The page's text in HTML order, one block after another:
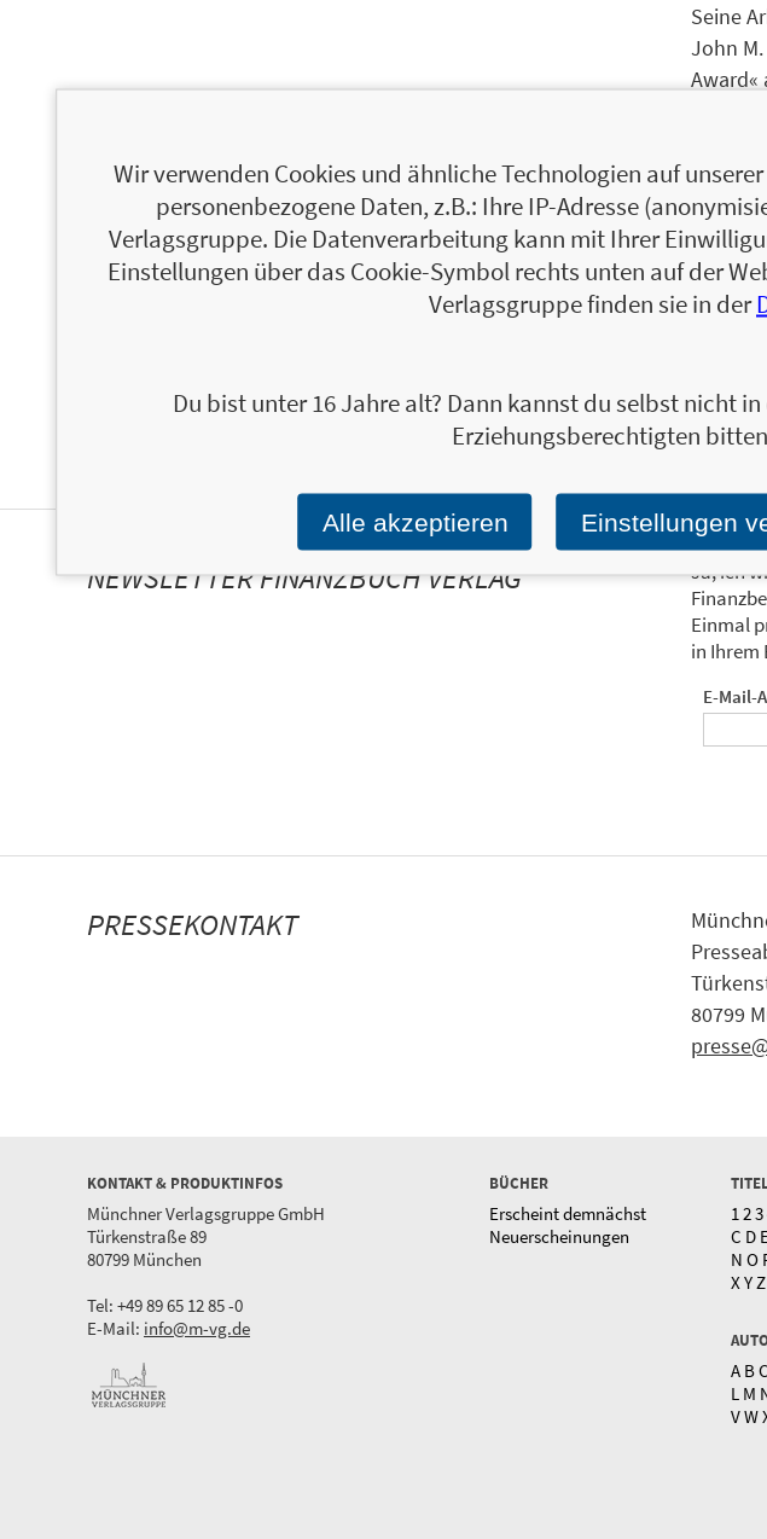
Seine
John
Award«
Zum
ÜBER ANDREAS MARQUART
Abitur
als
Zum
NEWSLETTER FINANZBUCH VERLAG
Ja, ich
Einmal
in Ihrem
E-Mail-
PRESSEKONTAKT
80799
KONTAKT & PRODUKTINFOS
Münchner Verlagsgruppe GmbH
Türkenstraße 89
80799 München
Tel: +49 89 65 12 85 -0
E-Mail: info@m-vg.de
BÜCHER
Erscheint demnächst
Neuerscheinungen
1 23
C D E
N O
X Y Z
A BC
L M
VW
Wir verwenden Cookies und ähnliche Technologien auf
personenbezogene Daten, z.B.: Ihre IP-Adresse
Verlagsgruppe. Die Datenverarbeitung kann mit Ihrer
Einstellungen über das Cookie-Symbol rechts unten auf der
Verlagsgruppe finden sie in der
Du bist unter 16 Jahre alt? Dann kannst du selbst nicht
Erziehungsberechtigten
Alle akzeptieren Einstellungen